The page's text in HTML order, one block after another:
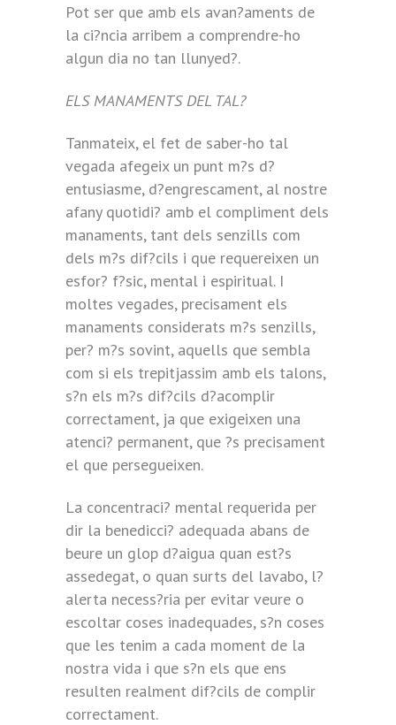
Pot ser que amb els avan?aments de
la ci?ncia arribem a comprendre-ho
algun dia no tan llunyed?.
ELS MANAMENTS DEL TAL?
Tanmateix, el fet de saber-ho tal
vegada afegeix un punt m?s d?
entusiasme, d?engrescament, al nostre
afany quotidi? amb el compliment dels
manaments, tant dels senzills com
dels m?s dif?cils i que requereixen un
esfor? f?sic, mental i espiritual. I
moltes vegades, precisament els
manaments considerats m?s senzills,
per? m?s sovint, aquells que sembla
com si els trepitjassim amb els talons,
s?n els m?s dif?cils d?acomplir
correctament, ja que exigeixen una
atenci? permanent, que ?s precisament
el que persegueixen.
La concentraci? mental requerida per
dir la benedicci? adequada abans de
beure un glop d?aigua quan est?s
assedegat, o quan surts del lavabo, l?
alerta necess?ria per evitar veure o
escoltar coses inadequades, s?n coses
que les tenim a cada moment de la
nostra vida i que s?n els que ens
resulten realment dif?cils de complir
correctament.